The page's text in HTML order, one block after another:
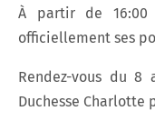
À partir de 16:00
officiellement ses
Rendez-vous du
Duchesse Charlotte